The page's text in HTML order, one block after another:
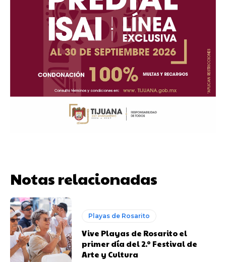
Notas relacionadas
Playas de Rosarito
Vive Playas de Rosarito el
primer día del 2.º Festival de
Arte y Cultura